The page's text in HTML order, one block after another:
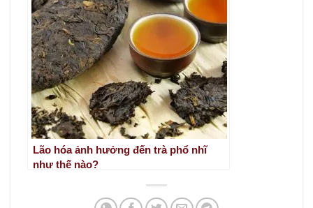
Lão hóa ảnh hưởng đến trà phổ nhĩ
như thế nào?